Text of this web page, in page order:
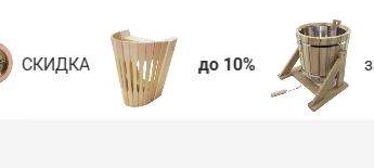
СКИДКА до 10%